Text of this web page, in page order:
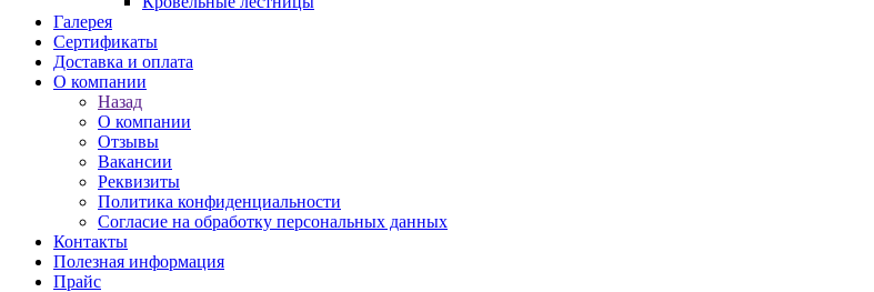
Галерея
Сертификаты
Доставка и оплата
О компании
Назад
О компании
Отзывы
Вакансии
Реквизиты
Политика конфиденциальности
Согласие на обработку персональных данных
Контакты
Полезная информация
Прайс